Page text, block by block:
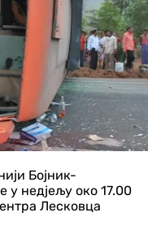
Бојник-
у недјељу око 17.00
Лесковца